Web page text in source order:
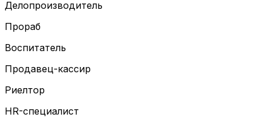
Делопроизводитель
Прораб
Воспитатель
Продавец-кассир
Риелтор
HR-специалист